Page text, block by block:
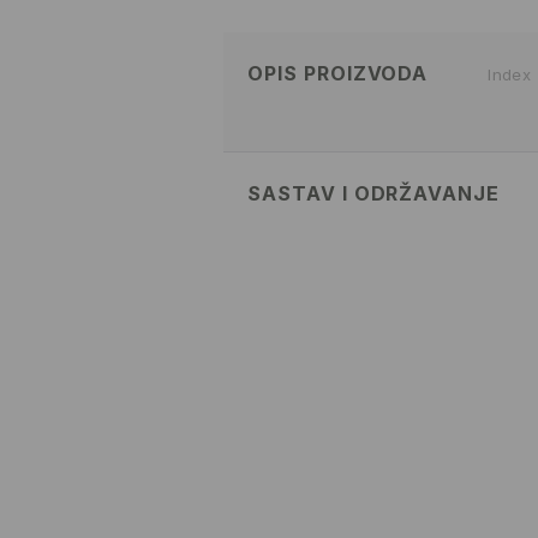
OPIS PROIZVODA
Index
SASTAV I ODRŽAVANJE